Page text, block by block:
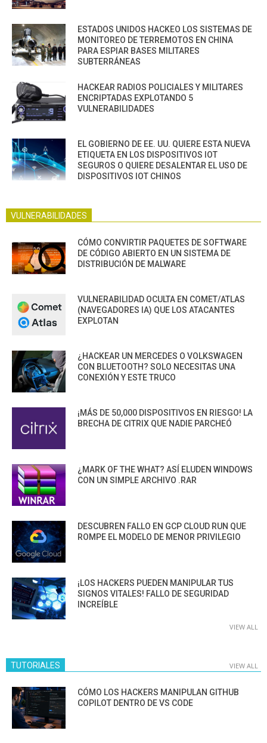
ESTADOS UNIDOS HACKEO LOS SISTEMAS DE
MONITOREO DE TERREMOTOS EN CHINA
PARA ESPIAR BASES MILITARES
SUBTERRÁNEAS
HACKEAR RADIOS POLICIALES Y MILITARES
ENCRIPTADAS EXPLOTANDO 5
VULNERABILIDADES
EL GOBIERNO DE EE. UU. QUIERE ESTA NUEVA
ETIQUETA EN LOS DISPOSITIVOS IOT
SEGUROS O QUIERE DESALENTAR EL USO DE
DISPOSITIVOS IOT CHINOS
VULNERABILIDADES
CÓMO CONVIRTIR PAQUETES DE SOFTWARE
DE CÓDIGO ABIERTO EN UN SISTEMA DE
DISTRIBUCIÓN DE MALWARE
VULNERABILIDAD OCULTA EN COMET/ATLAS
(NAVEGADORES IA) QUE LOS ATACANTES
EXPLOTAN
¿HACKEAR UN MERCEDES O VOLKSWAGEN
CON BLUETOOTH? SOLO NECESITAS UNA
CONEXIÓN Y ESTE TRUCO
¡MÁS DE 50,000 DISPOSITIVOS EN RIESGO! LA
BRECHA DE CITRIX QUE NADIE PARCHEÓ
¿MARK OF THE WHAT? ASÍ ELUDEN WINDOWS
CON UN SIMPLE ARCHIVO .RAR
DESCUBREN FALLO EN GCP CLOUD RUN QUE
ROMPE EL MODELO DE MENOR PRIVILEGIO
¡LOS HACKERS PUEDEN MANIPULAR TUS
SIGNOS VITALES! FALLO DE SEGURIDAD
INCREÍBLE
VIEW ALL
TUTORIALES VIEW ALL
CÓMO LOS HACKERS MANIPULAN GITHUB
COPILOT DENTRO DE VS CODE